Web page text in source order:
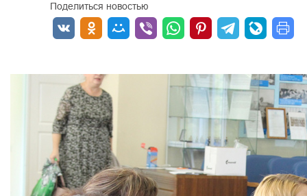
Поделиться новостью